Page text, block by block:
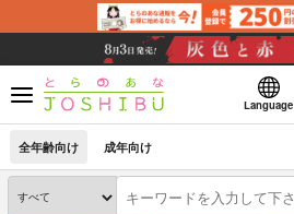
Language
全年齢向け 成年向け